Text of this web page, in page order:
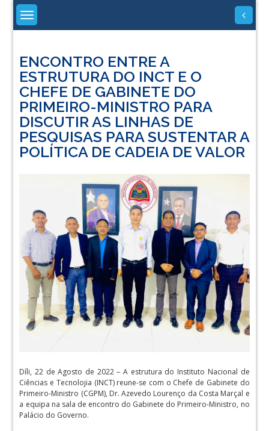
Skip
content
ENCONTRO ENTRE A
ESTRUTURA DO INCT E O
CHEFE DE GABINETE DO
PRIMEIRO-MINISTRO PARA
DISCUTIR AS LINHAS DE
PESQUISAS PARA SUSTENTAR A
POLÍTICA DE CADEIA DE VALOR
Díli, 22 de Agosto de 2022 – A estrutura do Instituto Nacional de
Ciências e Tecnolojia (INCT) reune-se com o Chefe de Gabinete do
Primeiro-Ministro (CGPM), Dr. Azevedo Lourenço da Costa Marçal e
a equipa na sala de encontro do Gabinete do Primeiro-Ministro, no
Palácio do Governo.